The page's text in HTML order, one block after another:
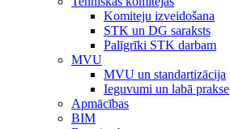
Komiteju izveidošana
STK un DG saraksts
Palīgrīki STK darbam
MVU
MVU un standartizācija
Ieguvumi un labā prakse
Apmācības
BIM